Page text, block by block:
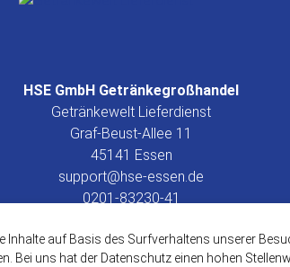
HSE GmbH Getränkegroßhandel
Getränkewelt Lieferdienst
Graf-Beust-Allee 11
45141 Essen
support@hse-essen.de
0201-83230-41
auf Basis des Surfverhaltens unserer
Bei uns hat der Datenschutz einen hohen